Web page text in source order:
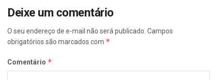
Deixe um comentário
O seu endereço de e-mail não será publicado. Campos
obrigatórios são marcados com *
Comentário *